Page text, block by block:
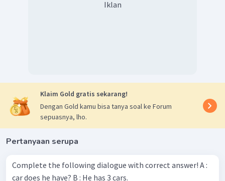
Iklan
Klaim Gold gratis sekarang!
Dengan Gold kamu bisa tanya soal ke Forum
sepuasnya, lho.
Pertanyaan serupa
Complete the following dialogue with correct answer! A :
car does he have? B : He has 3 cars.